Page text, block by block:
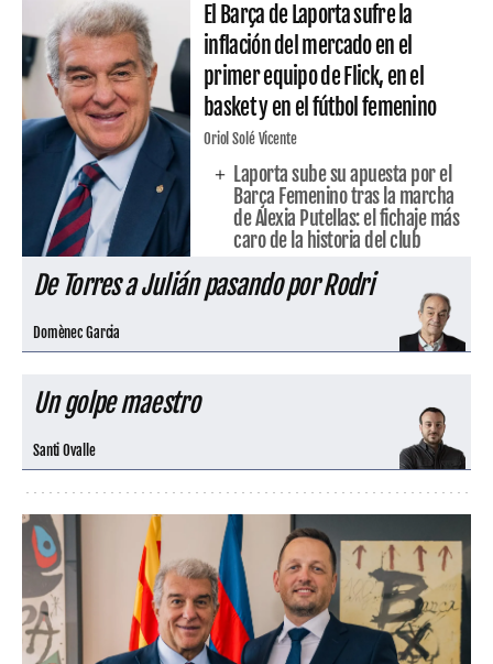
El Barça de Laporta sufre la
inflación del mercado en el
primer equipo de Flick, en el
basket y en el fútbol femenino
Oriol Solé Vicente
Laporta sube su apuesta por el
Barça Femenino tras la marcha
de Alexia Putellas: el fichaje más
caro de la historia del club
De Torres a Julián pasando por Rodri
Domènec Garcia
Un golpe maestro
Santi Ovalle